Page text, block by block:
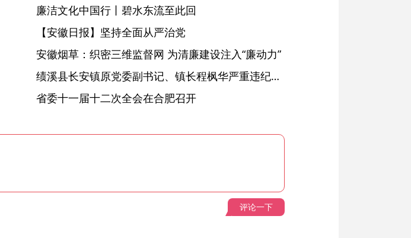
廉洁文化中国行丨碧水东流至此回
【安徽日报】坚持全面从严治党
安徽烟草：织密三维监督网 为清廉建设注入“廉动力”
绩溪县长安镇原党委副书记、镇长程枫华严重违纪违法被开除党籍和公职
省委十一届十二次全会在合肥召开
评论一下